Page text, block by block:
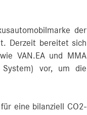
der
Derzeit bereitet sich
VAN.EA und MMA
System) vor, um die
eine bilanziell CO2-